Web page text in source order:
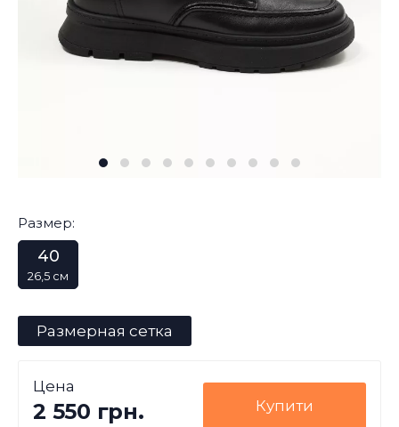
Размер:
40
26,5 см
Размерная сетка
Цена
2 550 грн. Купити